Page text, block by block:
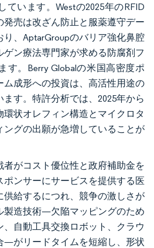
ています。Westの2025年のRFID
売は改ざん防止と服薬遵守デー
、AptarGroupのバリア強化鼻腔
ゲン療法専門家が求める防腐剤フ
す。Berry Globalの米国高密度ポ
ム成形への投資は、高活性用途の
す。特許分析では、2025年から
環状オレフィン構造とマイクロタ
ングの出願が急増していることが
がコスト優位性と政府補助金を
ンサーにサービスを提供する医
給するにつれ、競争の激しさが
製造技術—欠陥マッピングのため
自動工具交換ロボット、クラウ
—がリードタイムを短縮し、形状